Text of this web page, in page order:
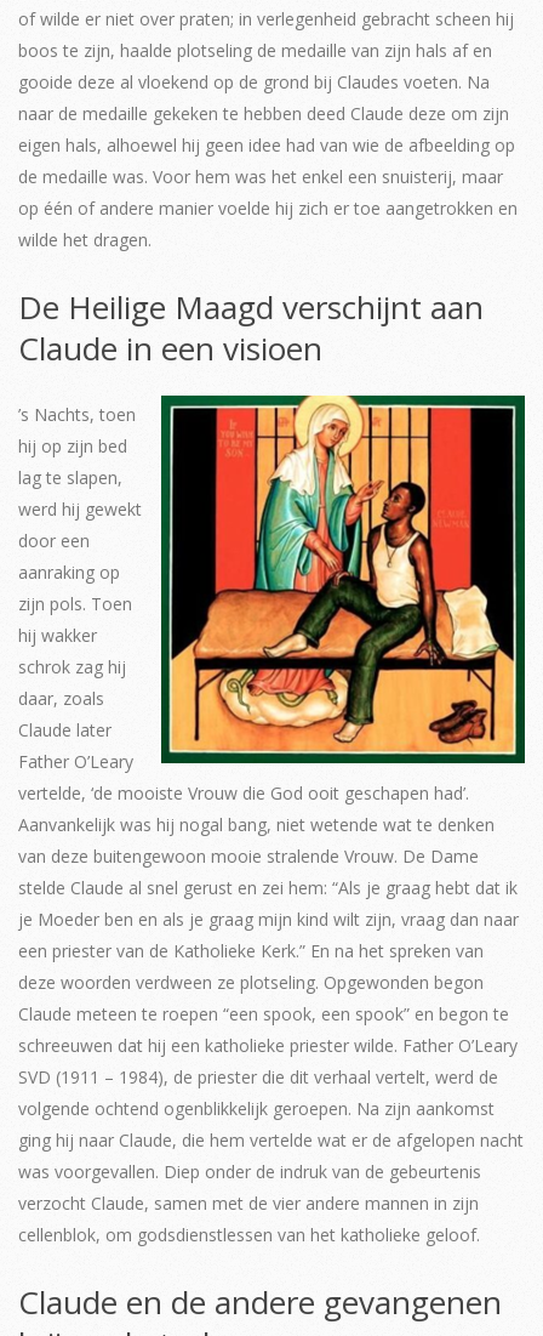
of wilde er niet over praten; in verlegenheid gebracht scheen hij
boos te zijn, haalde plotseling de medaille van zijn hals af en
gooide deze al vloekend op de grond bij Claudes voeten. Na
naar de medaille gekeken te hebben deed Claude deze om zijn
eigen hals, alhoewel hij geen idee had van wie de afbeelding op
de medaille was. Voor hem was het enkel een snuisterij, maar
op één of andere manier voelde hij zich er toe aangetrokken en
wilde het dragen.
De Heilige Maagd verschijnt aan
Claude in een visioen
’s Nachts, toen
hij op zijn bed
lag te slapen,
werd hij gewekt
door een
aanraking op
zijn pols. Toen
hij wakker
schrok zag hij
daar, zoals
Claude later
Father O’Leary
vertelde, ‘de mooiste Vrouw die God ooit geschapen had’.
Aanvankelijk was hij nogal bang, niet wetende wat te denken
van deze buitengewoon mooie stralende Vrouw. De Dame
stelde Claude al snel gerust en zei hem: “Als je graag hebt dat ik
je Moeder ben en als je graag mijn kind wilt zijn, vraag dan naar
een priester van de Katholieke Kerk.” En na het spreken van
deze woorden verdween ze plotseling. Opgewonden begon
Claude meteen te roepen “een spook, een spook” en begon te
schreeuwen dat hij een katholieke priester wilde. Father O’Leary
SVD (1911 – 1984), de priester die dit verhaal vertelt, werd de
volgende ochtend ogenblikkelijk geroepen. Na zijn aankomst
ging hij naar Claude, die hem vertelde wat er de afgelopen nacht
was voorgevallen. Diep onder de indruk van de gebeurtenis
verzocht Claude, samen met de vier andere mannen in zijn
cellenblok, om godsdienstlessen van het katholieke geloof.
Claude en de andere gevangenen